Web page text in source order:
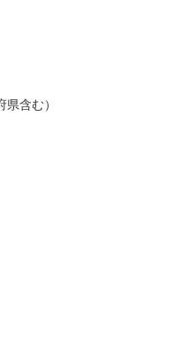
含む）